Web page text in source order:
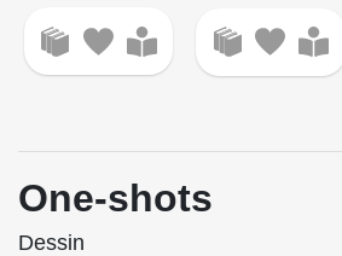
One-shots
Dessin